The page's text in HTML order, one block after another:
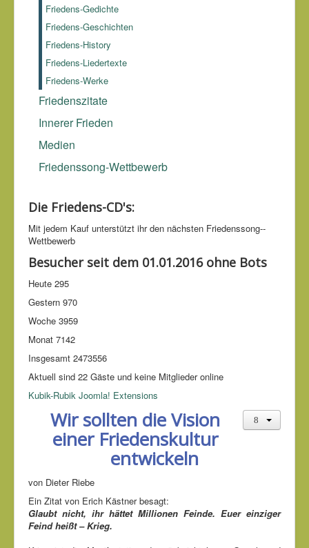
nicht mehr von dem Übel, das es zu zerstören galt.
Christopher Dawson (1889–1970)
Friedens-Gedichte
Friedens-Geschichten
Friedens-History
Friedens-Liedertexte
Friedens-Werke
Friedenszitate
Innerer Frieden
Medien
Friedenssong-Wettbewerb
Die Friedens-CD's:
Mit jedem Kauf unter­stützt ihr den nächsten Friedens­song-­
Wettbe­werb
Besucher seit dem 01.01.2016 ohne Bots
Heute 295
Gestern 970
Woche 3959
Monat 7142
Insgesamt 2473556
Aktuell sind 22 Gäste und keine Mitglieder online
Kubik-Rubik Joomla! Extensions
Wir sollten die Vision
einer Friedenskultur
entwickeln
von Dieter Riebe
Ein Zitat von Erich Kästner besagt:
Glaubt nicht, ihr hättet Millionen Feinde. Euer einziger
Feind heißt – Krieg.